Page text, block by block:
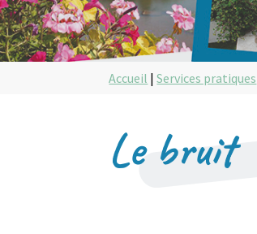
Accueil |Services pratiques
Le bruit